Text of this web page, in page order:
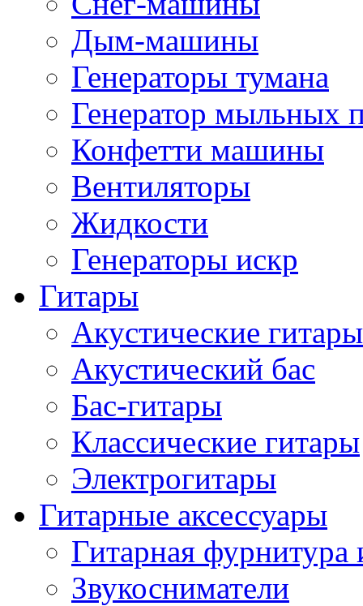
Дым-машины
Генераторы тумана
Генератор мыльных
Конфетти машины
Вентиляторы
Жидкости
Генераторы искр
Гитары
Акустические гитары
Акустический бас
Бас-гитары
Классические гитары
Электрогитары
Гитарные аксессуары
Гитарная фурнитура
Звукосниматели